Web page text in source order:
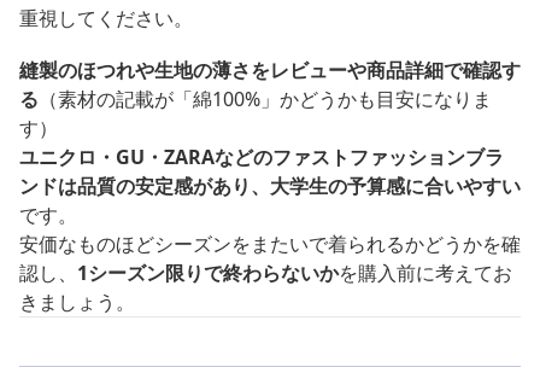
重視してください。
縫製のほつれや生地の薄さをレビューや商品詳細で確認す
る （素材の記載が「綿100%」かどうかも目安になりま
す）
ユニクロ・GU・ZARAなどのファストファッションブラ
ンドは品質の安定感があり、大学生の予算感に合いやすい
です。
安価なものほどシーズンをまたいで着られるかどうかを確
認し、 1シーズン限りで終わらないかを購入前に考えてお
きましょう。